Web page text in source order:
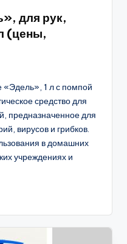
для рук,
(цены,
1 л с помпой
средство для
предназначенное для
вирусов и грибков.
в домашних
учреждениях и